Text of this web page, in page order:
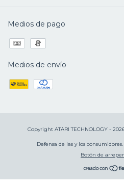
Medios de pago
Medios de envío
Copyright ATARI TECHNOLOGY -
Defensa de las y los
Botón de